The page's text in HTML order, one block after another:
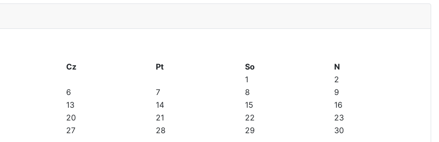
Cz Pt So
N
1
2
6
7 8
9
13
14 15
16
20
21 22
23
27
28 29 30